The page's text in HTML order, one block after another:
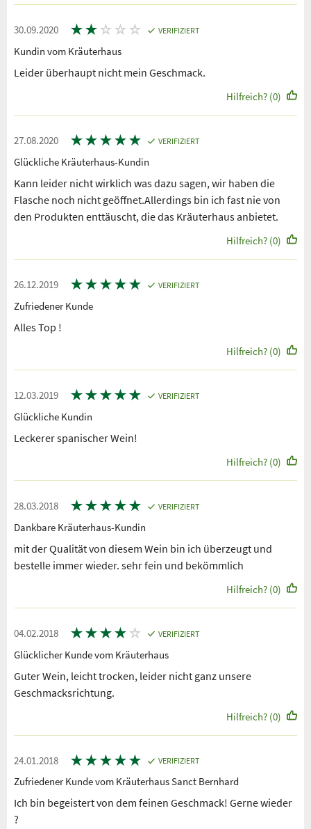
30.09.2020 ★★ ☆ ☆ ☆ VERIFIZIERT
Kundin vom Kräuterhaus
Leider überhaupt nicht mein Geschmack.
Hilfreich? (0)
27.08.2020 ★★★★★ VERIFIZIERT
Glückliche Kräuterhaus-Kundin
Kann leider nicht wirklich was dazu sagen, wir haben die
Flasche noch nicht geöffnet.Allerdings bin ich fast nie von
den Produkten enttäuscht, die das Kräuterhaus anbietet.
Hilfreich? (0)
26.12.2019 ★★★★★ VERIFIZIERT
Zufriedener Kunde
Alles Top !
Hilfreich? (0)
12.03.2019 ★★★★★ VERIFIZIERT
Glückliche Kundin
Leckerer spanischer Wein!
Hilfreich? (0)
28.03.2018 ★★★★★ VERIFIZIERT
Dankbare Kräuterhaus-Kundin
mit der Qualität von diesem Wein bin ich überzeugt und
bestelle immer wieder. sehr fein und bekömmlich
Hilfreich? (0)
04.02.2018 ★★★★ ☆ VERIFIZIERT
Glücklicher Kunde vom Kräuterhaus
Guter Wein, leicht trocken, leider nicht ganz unsere
Geschmacksrichtung.
Hilfreich? (0)
24.01.2018 ★★★★★ VERIFIZIERT
Zufriedener Kunde vom Kräuterhaus Sanct Bernhard
Ich bin begeistert von dem feinen Geschmack! Gerne wieder
?